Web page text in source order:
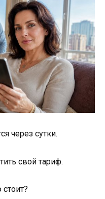
через сутки.
свой тариф.